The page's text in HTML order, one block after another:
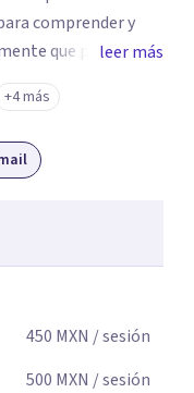
comprender y
que pedir ayuda
respuestas, sino
detenerse,
a construir nuevas
generando
leer más
+4 más
450 MXN / sesión
500 MXN / sesión